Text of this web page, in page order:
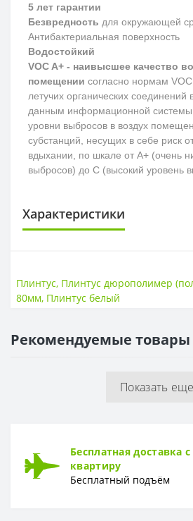
5 лет гарантии
Безвредность для окружающей
Антибактериальная поверхность
Водостойкий
VOC A+ - наивысшее качество
помещении согласно нормам
летучих органических
данным информационной системы,
уровни выбросов в воздух
субстанций, несущих в себе риск
вдыхании, по шкале от A+ (очень
выбросов) до С (высокий уровень
Характеристики
Высота
Длина
Плинтус, Плинтус дюрополимер
80мм, Плинтус белый
Рекомендуемые товары
Показать еще
Бесплатная доставка
квартиру
Бесплатный подъём